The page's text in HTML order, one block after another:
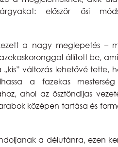
először ősi
a nagy meglepetés –
állított be,
változás lehetővé tette,
a fazekas
ahol az ösztöndíjas
középen tartása és
a délutánra, ezen